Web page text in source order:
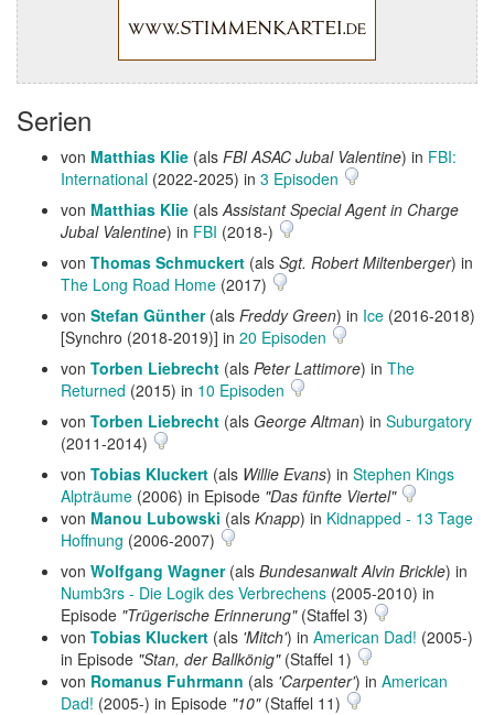
Serien
von Matthias Klie (als FBI ASAC Jubal Valentine) in FBI:
International (2022-2025) in 3 Episoden
von Matthias Klie (alsAssistant Special Agent in Charge
Jubal Valentine) in FBI (2018-)
von Thomas Schmuckert (als Sgt. Robert Miltenberger) in
The Long Road Home (2017)
von Stefan Günther(als Freddy Green) in Ice (2016-2018)
[Synchro (2018-2019)] in 20 Episoden
von Torben Liebrecht (als Peter Lattimore) in The
Returned (2015) in 10 Episoden
von Torben Liebrecht (als George Altman) in Suburgatory
(2011-2014)
von Tobias Kluckert (als Willie Evans) in Stephen Kings
Alpträume (2006) in Episode "Das fünfte Viertel"
von Manou Lubowski (als Knapp) in Kidnapped - 13 Tage
Hoffnung (2006-2007)
von Wolfgang Wagner(als Bundesanwalt Alvin Brickle) in
Numb3rs - Die Logik des Verbrechens (2005-2010) in
Episode "Trügerische Erinnerung"(Staffel 3)
von Tobias Kluckert (als 'Mitch') in American Dad! (2005-)
in Episode "Stan, der Ballkönig"(Staffel 1)
von Romanus Fuhrmann (als 'Carpenter') in American
Dad! (2005-) in Episode "10"(Staffel 11)